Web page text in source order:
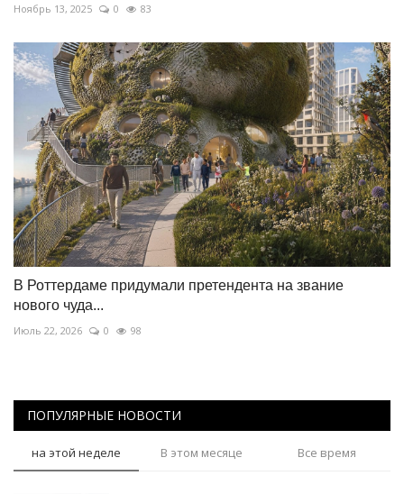
Ноябрь 13, 2025 0 83
В Роттердаме придумали претендента на звание
нового чуда...
Июль 22, 2026 0 98
ПОПУЛЯРНЫЕ НОВОСТИ
на этой неделе В этом месяце Все время